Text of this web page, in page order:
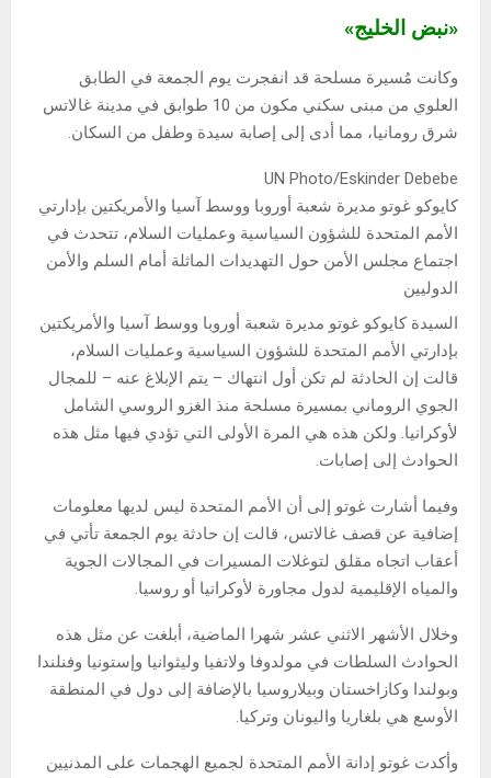
«نبض الخليج»
وكانت مُسيرة مسلحة قد انفجرت يوم الجمعة في الطابق
العلوي من مبنى سكني مكون من 10 طوابق في مدينة غالاتس
شرق رومانيا، مما أدى إلى إصابة سيدة وطفل من السكان.
UN Photo/Eskinder Debebe
كايوكو غوتو مديرة شعبة أوروبا ووسط آسيا والأمريكتين بإدارتي
الأمم المتحدة للشؤون السياسية وعمليات السلام، تتحدث في
اجتماع مجلس الأمن حول التهديدات الماثلة أمام السلم والأمن
الدوليين
السيدة كايوكو غوتو مديرة شعبة أوروبا ووسط آسيا والأمريكتين
بإدارتي الأمم المتحدة للشؤون السياسية وعمليات السلام،
قالت إن الحادثة لم تكن أول انتهاك – يتم الإبلاغ عنه – للمجال
الجوي الروماني بمسيرة مسلحة منذ الغزو الروسي الشامل
لأوكرانيا. ولكن هذه هي المرة الأولى التي تؤدي فيها مثل هذه
الحوادث إلى إصابات.
وفيما أشارت غوتو إلى أن الأمم المتحدة ليس لديها معلومات
إضافية عن قصف غالاتس، قالت إن حادثة يوم الجمعة تأتي في
أعقاب اتجاه مقلق لتوغلات المسيرات في المجالات الجوية
والمياه الإقليمية لدول مجاورة لأوكرانيا أو روسيا.
وخلال الأشهر الاثني عشر شهرا الماضية، أبلغت عن مثل هذه
الحوادث السلطات في مولدوفا ولاتفيا وليثوانيا وإستونيا وفنلندا
وبولندا وكازاخستان وبيلاروسيا بالإضافة إلى دول في المنطقة
الأوسع هي بلغاريا واليونان وتركيا.
وأكدت غوتو إدانة الأمم المتحدة لجميع الهجمات على المدنيين